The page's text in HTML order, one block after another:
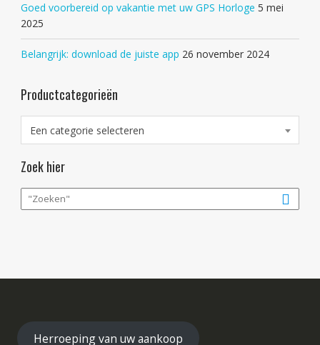
Goed voorbereid op vakantie met uw GPS Horloge 5 mei
2025
Belangrijk: download de juiste app 26 november 2024
Productcategorieën
Een categorie selecteren
Zoek hier
Herroeping van uw aankoop